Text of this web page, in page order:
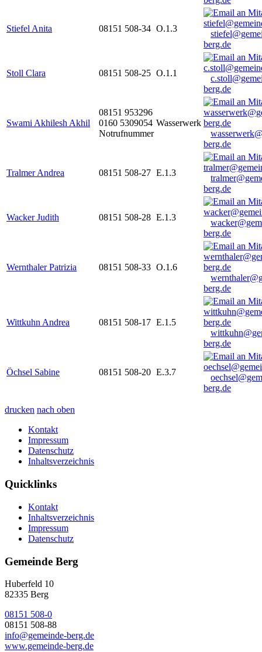
Stiefel Anita 08151 508-34 O.1.3
berg.de
Stoll Clara 08151 508-25 O.1.1
berg.de
Swami Akhilesh Akhil
08151 953296
0160 5309054
Notrufnummer
Wasserwerk
berg.de
Tralmer Andrea 08151 508-27 E.1.3
berg.de
Wacker Judith 08151 508-28 E.1.3
berg.de
Wernthaler Patrizia 08151 508-33 O.1.6
berg.de
Wittkuhn Andrea 08151 508-17 E.1.5
berg.de
Öchsel Sabine 08151 508-20 E.3.7
berg.de
drucken nach oben
Kontakt
Impressum
Datenschutz
Inhaltsverzeichnis
Quicklinks
Kontakt
Inhaltsverzeichnis
Impressum
Datenschutz
Gemeinde Berg
Huberfeld 10
82335 Berg
08151 508-0
08151 508-88
info@gemeinde-berg.de
www.gemeinde-berg.de